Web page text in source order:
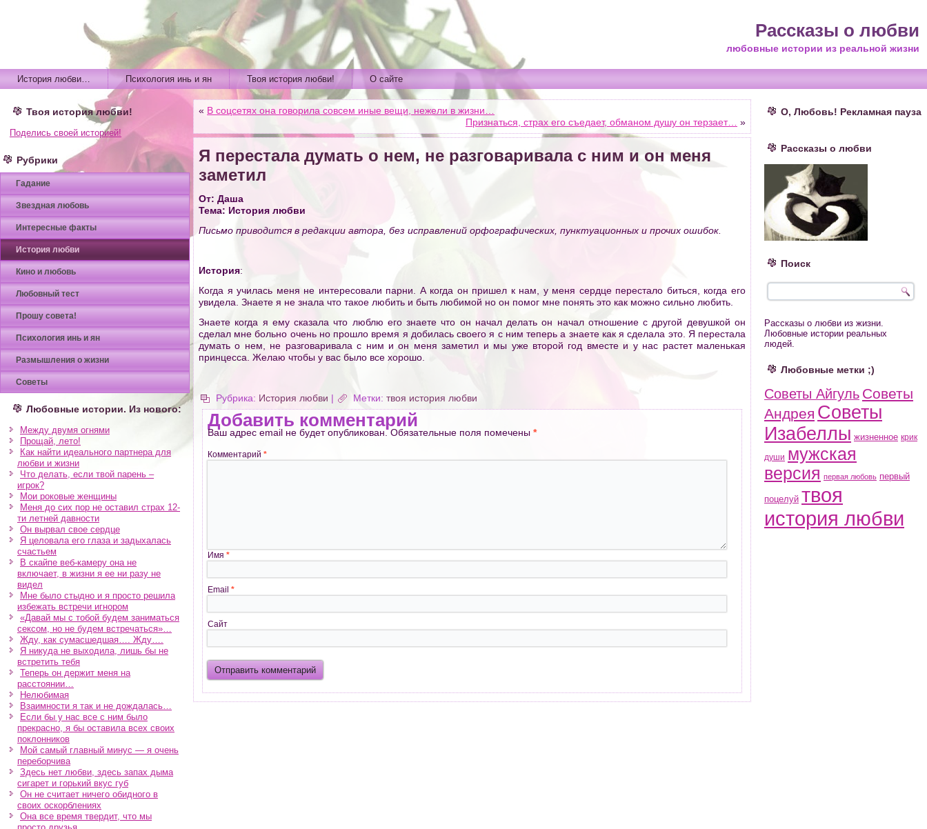
Рассказы о любви
любовные истории из реальной жизни
История любви… Психология инь и ян Твоя история любви! О сайте
Твоя история любви!
Поделись своей историей!
Рубрики
Гадание
Звездная любовь
Интересные факты
История любви
Кино и любовь
Любовный тест
Прошу совета!
Психология инь и ян
Размышления о жизни
Советы
Любовные истории. Из нового:
Между двумя огнями
Прощай, лето!
Как найти идеального партнера для
любви и жизни
Что делать, если твой парень –
игрок?
Мои роковые женщины
Меня до сих пор не оставил страх 12-
ти летней давности
Он вырвал свое сердце
Я целовала его глаза и задыхалась
счастьем
В скайпе веб-камеру она не
включает, в жизни я ее ни разу не
видел
Мне было стыдно и я просто решила
избежать встречи игнором
«Давай мы с тобой будем заниматься
сексом, но не будем встречаться»…
Жду, как сумасшедшая…. Жду….
Я никуда не выходила, лишь бы не
встретить тебя
Теперь он держит меня на
расстоянии…
Нелюбимая
Взаимности я так и не дождалась…
Если бы у нас все с ним было
прекрасно, я бы оставила всех своих
поклонников
Мой самый главный минус — я очень
переборчива
Здесь нет любви, здесь запах дыма
сигарет и горький вкус губ
Он не считает ничего обидного в
своих оскорблениях
Она все время твердит, что мы
« В соцсетях она говорила совсем иные вещи, нежели в жизни…
Признаться, страх его съедает, обманом душу он терзает…
»
Я перестала думать о нем, не разговаривала с ним и он меня
заметил
От: Даша
Тема: История любви
Письмо приводится в редакции автора, без исправлений орфографических, пунктуационных и прочих ошибок.
История:
Когда я училась меня не интересовали парни. А когда он пришел к нам, у меня сердце перестало биться, когда его
увидела. Знаете я не знала что такое любить и быть любимой но он помог мне понять это как можно сильно любить.
Знаете когда я ему сказала что люблю его знаете что он начал делать он начал отношение с другой девушкой он
сделал мне больно очень но прошло время я добилась своего я с ним теперь а знаете как я сделала это. Я перестала
думать о нем, не разговаривала с ним и он меня заметил и мы уже второй год вместе и у нас растет маленькая
принцесса. Желаю чтобы у вас было все хорошо.
Рубрика: История любви | Метки: твоя история любви
Добавить комментарий
Ваш адрес email не будет опубликован. Обязательные поля помечены *
Комментарий *
Имя *
Email *
Сайт
О, Любовь! Рекламная пауза
Рассказы о любви
Поиск
Рассказы о любви из жизни.
Любовные истории реальных
людей.
Любовные метки ;)
Советы Айгуль Советы
Андрея Советы
Изабеллы жизненное крик
души мужская
версия первая любовь первый
поцелуй твоя
история любви